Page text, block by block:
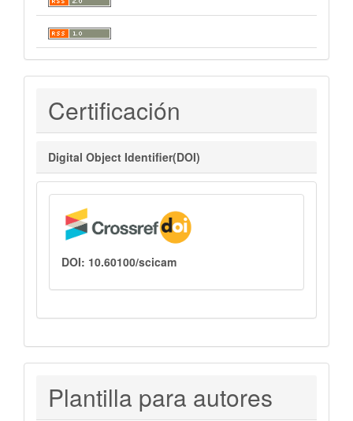
Certificaciones
Certificación
Digital Object Identifier(DOI)
DOI: 10.60100/scicam
PLANTILLAS
PARA
Plantilla para autores